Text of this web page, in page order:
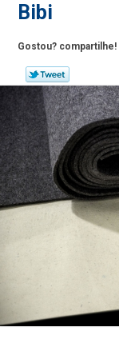
Bibi
Gostou? compartilhe!